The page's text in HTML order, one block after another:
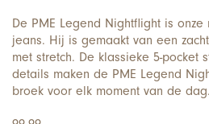
De PME Legend Nightflight is onze
jeans. Hij is gemaakt van een
met stretch. De klassieke 5-pocket
details maken de PME Legend
broek voor elk moment van de dag.